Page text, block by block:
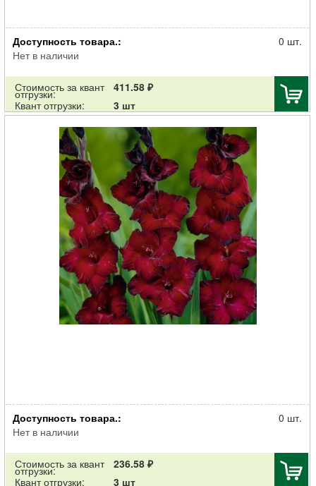
Корневище НВМ Флокс Пинк Виндмилл (I) 1шт
Доступность товара.:
Нет в наличии
0 шт.
Стоимость за квант
отгрузки:
411.58 ₽
Квант отгрузки:
3 шт
Луковица НВМ Гладиолус Блэк Джэк 10/12 5шт
Доступность товара.:
Нет в наличии
0 шт.
Стоимость за квант
отгрузки:
236.58 ₽
Квант отгрузки:
3 шт